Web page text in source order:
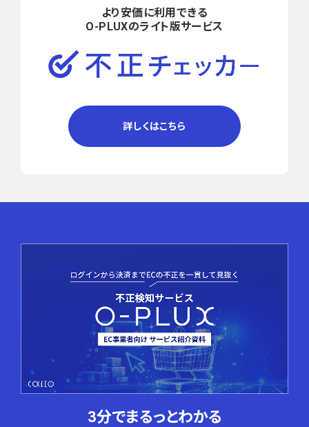
より安価に利用できる
O-PLUXのライト版サービス
詳しくはこちら
3分でまるっとわかる